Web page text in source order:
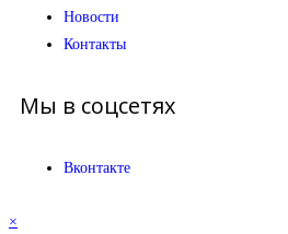
Новости
Контакты
Мы в соцсетях
Вконтакте
×